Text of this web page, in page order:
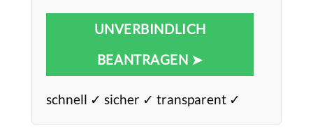
UNVERBINDLICH
BEANTRAGEN ➤
schnell ✓ sicher ✓ transparent ✓